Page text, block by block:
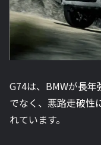
G74は、BMWが長
でなく、悪路走破性
れています。